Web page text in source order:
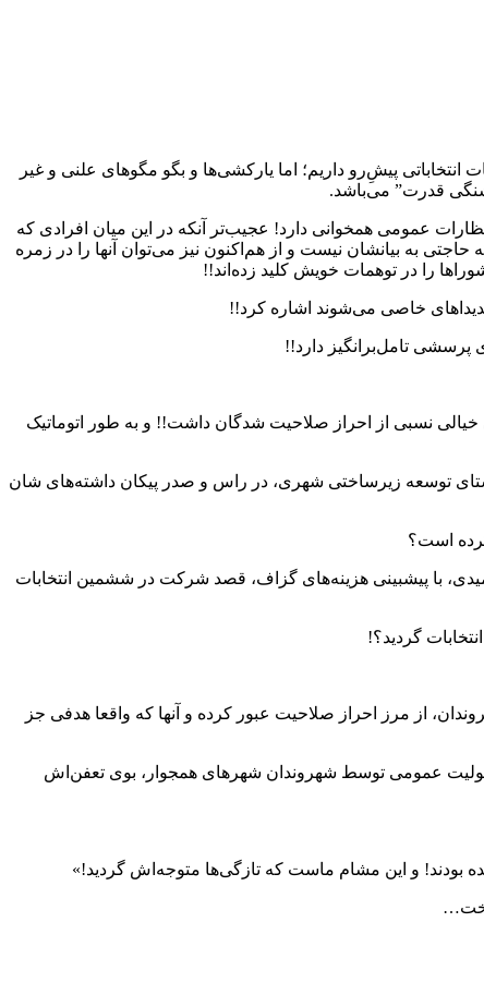
پیشِ‌رو داریم؛ اما یارکشی‌ها و بگو مگوهای علنی و غیر
قدرت” می‌باشد.
عمومی همخوانی دارد! عجیب‌تر آنکه در این میان افرادی که
به بیانشان نیست و از هم‌اکنون نیز می‌توان آنها را در زمره
خاصی می‌شوند اشاره کرد!!
پرسشی تامل‌برانگیز دارد!!
خیالی نسبی از احراز صلاحیت شدگان داشت!! و به طور اتوماتیک
توسعه زیرساختی شهری، در راس و صدر پیکان داشته‌های شان
است؟
با پیشبینی هزینه‌های گزاف، قصد شرکت در ششمین انتخابات
گردید؟!
از مرز احراز صلاحیت عبور کرده و آنها که واقعا هدفی جز
عمومی توسط شهروندان شهرهای همجوار، بوی تعفن‌اش
بودند! و این مشام ماست که تازگی‌ها متوجه‌اش گردید!»